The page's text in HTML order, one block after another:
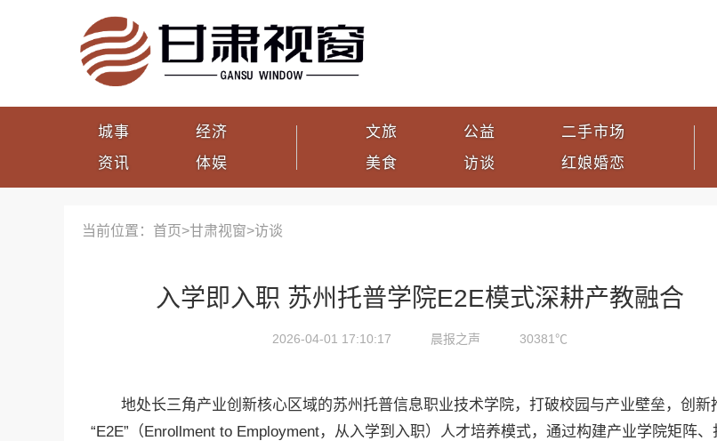
城事
资讯
经济
体娱
文旅
美食
公益
访谈
二手市场
红娘婚恋
当前位置：首页>甘肃视窗>访谈
入学即入职 苏州托普学院E2E模式深耕产教融合
2026-04-01 17:10:17 晨报之声 30381℃
地处长三角产业创新核心区域的苏州托普信息职业技术学院，打破校园与产业壁垒，创新
“E2E”（Enrollment to Employment，从入学到入职）人才培养模式，通过构建产业学院矩阵、